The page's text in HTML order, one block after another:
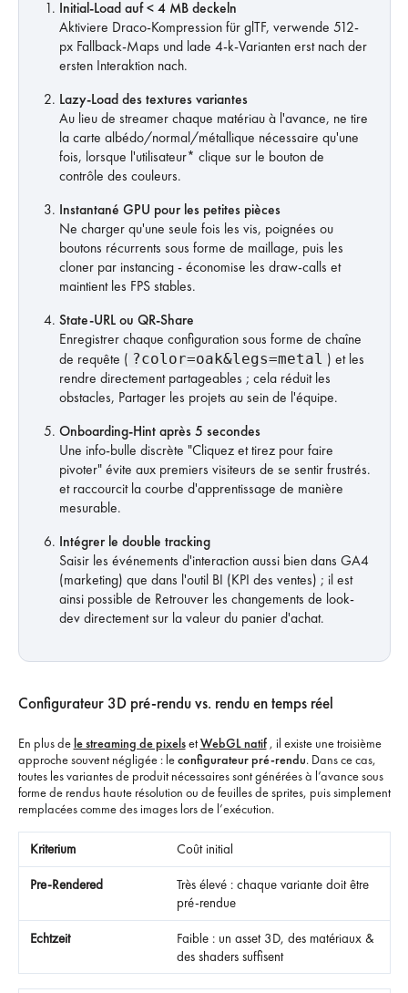
Initial-Load auf < 4 MB deckeln
Aktiviere Draco-Kompression für glTF, verwende 512-
px Fallback-Maps und lade 4-k-Varianten erst nach der
ersten Interaktion nach.
Lazy-Load des textures variantes
Au lieu de streamer chaque matériau à l'avance, ne tire
la carte albédo/normal/métallique nécessaire qu'une
fois, lorsque l'utilisateur* clique sur le bouton de
contrôle des couleurs.
Instantané GPU pour les petites pièces
Ne charger qu'une seule fois les vis, poignées ou
boutons récurrents sous forme de maillage, puis les
cloner par instancing - économise les draw-calls et
maintient les FPS stables.
State-URL ou QR-Share
Enregistrer chaque configuration sous forme de chaîne
de requête ( ?color=oak&legs=metal ) et les
rendre directement partageables ; cela réduit les
obstacles, Partager les projets au sein de l'équipe.
Onboarding-Hint après 5 secondes
Une info-bulle discrète "Cliquez et tirez pour faire
pivoter" évite aux premiers visiteurs de se sentir frustrés.
et raccourcit la courbe d'apprentissage de manière
mesurable.
Intégrer le double tracking
Saisir les événements d'interaction aussi bien dans GA4
(marketing) que dans l'outil BI (KPI des ventes) ; il est
ainsi possible de Retrouver les changements de look-
dev directement sur la valeur du panier d'achat.
Configurateur 3D pré-rendu vs. rendu en temps réel
En plus dele streaming de pixelsetWebGL natif, il existe une troisième
approche souvent négligée : leconfigurateur pré-rendu. Dans ce cas,
toutes les variantes de produit nécessaires sont générées à l’avance sous
forme de rendus haute résolution ou de feuilles de sprites, puis simplement
remplacées comme des images lors de l’exécution.
Coût initial
Très élevé : chaque variante doit être
pré-rendue
Faible : un asset 3D, des matériaux &
des shaders suffisent